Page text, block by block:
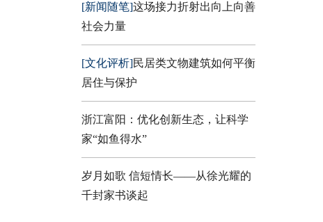
[新闻随笔]这场接力折射出向上向善
社会力量
[文化评析]民居类文物建筑如何平衡
居住与保护
浙江富阳：优化创新生态，让科学
家“如鱼得水”
岁月如歌 信短情长——从徐光耀的
千封家书谈起